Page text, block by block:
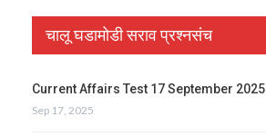
चालू घडामोडी सराव प्रश्नसंच
Current Affairs Test 17 September 2025
Sep 17, 2025